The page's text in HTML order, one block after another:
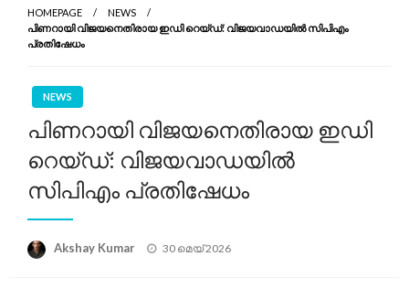
HOMEPAGE
NEWS
പിണറായി വിജയനെതിരായ ഇഡി റെയ്ഡ്: വിജയവാഡയിൽ സിപിഎം
പ്രതിഷേധം
NEWS
പിണറായി വിജയനെതിരായ ഇഡി
റെയ്ഡ്: വിജയവാഡയിൽ
സിപിഎം പ്രതിഷേധം
Akshay Kumar
Posted
30 മെയ്‌ 2026